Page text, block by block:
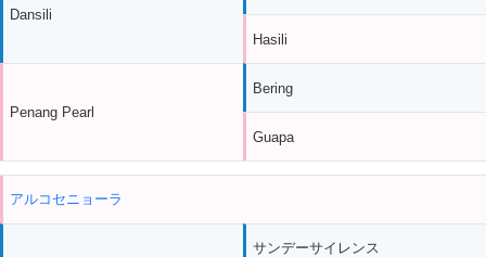
Dansili
Penang Pearl
Hasili
Bering
Guapa
アルコセニョーラ
サンデーサイレンス